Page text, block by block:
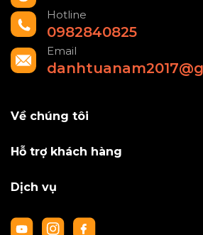
Hotline
0982840825
Email
Về chúng tôi
Hỗ trợ khách hàng
Dịch vụ